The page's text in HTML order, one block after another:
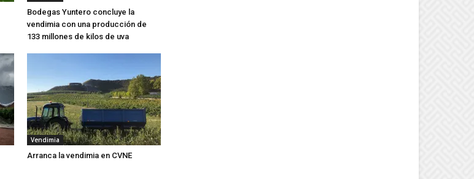
Bodegas Yuntero concluye la
vendimia con una producción de
133 millones de kilos de uva
Vendimia
Arranca la vendimia en CVNE